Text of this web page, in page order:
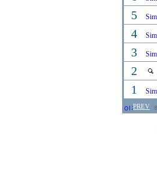
5
4
3
2
1
PREV